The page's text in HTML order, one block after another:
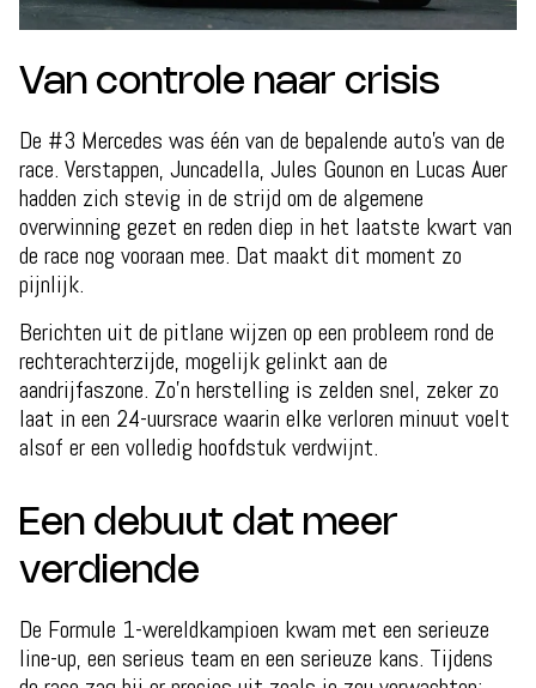
Van controle naar crisis
De #3 Mercedes was één van de bepalende auto’s van de
race. Verstappen, Juncadella, Jules Gounon en Lucas Auer
hadden zich stevig in de strijd om de algemene
overwinning gezet en reden diep in het laatste kwart van
de race nog vooraan mee. Dat maakt dit moment zo
pijnlijk.
Berichten uit de pitlane wijzen op een probleem rond de
rechterachterzijde, mogelijk gelinkt aan de
aandrijfaszone. Zo’n herstelling is zelden snel, zeker zo
laat in een 24-uursrace waarin elke verloren minuut voelt
alsof er een volledig hoofdstuk verdwijnt.
Een debuut dat meer
verdiende
De Formule 1-wereldkampioen kwam met een serieuze
line-up, een serieus team en een serieuze kans. Tijdens